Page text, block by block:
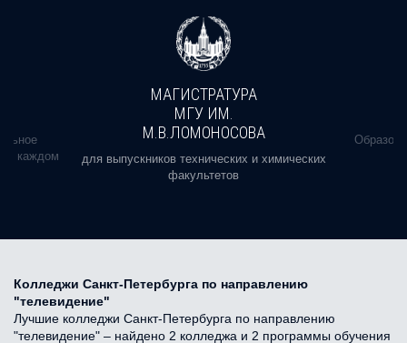
в каждом
МАГИСТРАТУРА
МГУ ИМ.
М.В.ЛОМОНОСОВА
для выпускников технических и химических
факультетов
Колледжи Санкт-Петербурга по направлению
"телевидение"
Лучшие колледжи Санкт-Петербурга по направлению
"телевидение" – найдено 2 колледжа и 2 программы обучения